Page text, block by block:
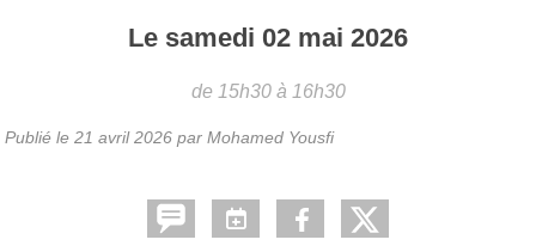
Le samedi 02 mai 2026
de 15h30 à 16h30
Publié le 21 avril 2026 par Mohamed Yousfi